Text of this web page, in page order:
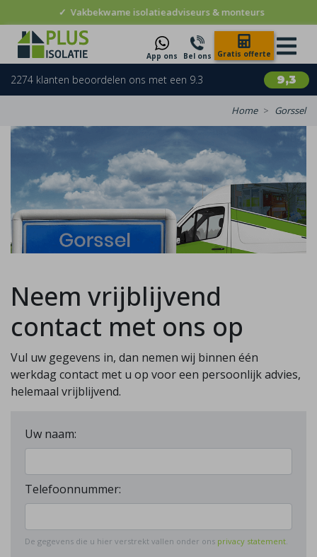
✓ Vakbekwame isolatieadviseurs & monteurs
App ons Bel ons Gratis offerte
9,3
2274 klanten beoordelen ons met een 9.3
Home Gorssel
Neem vrijblijvend
contact met ons op
Vul uw gegevens in, dan nemen wij binnen één
werkdag contact met u op voor een persoonlijk advies,
helemaal vrijblijvend.
Uw naam:
Telefoonnummer:
De gegevens die u hier verstrekt vallen onder ons privacy statement.